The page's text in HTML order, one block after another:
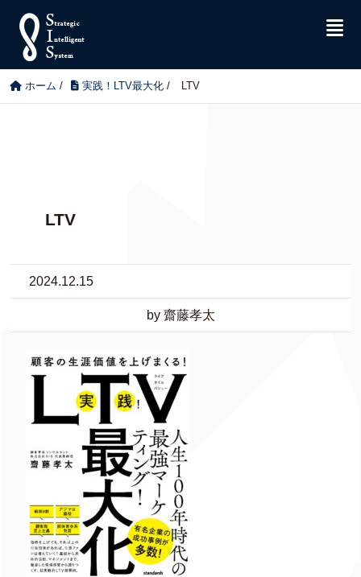
ホーム / 実践！LTV最大化 / LTV
LTV
2024.12.15
by 齋藤孝太